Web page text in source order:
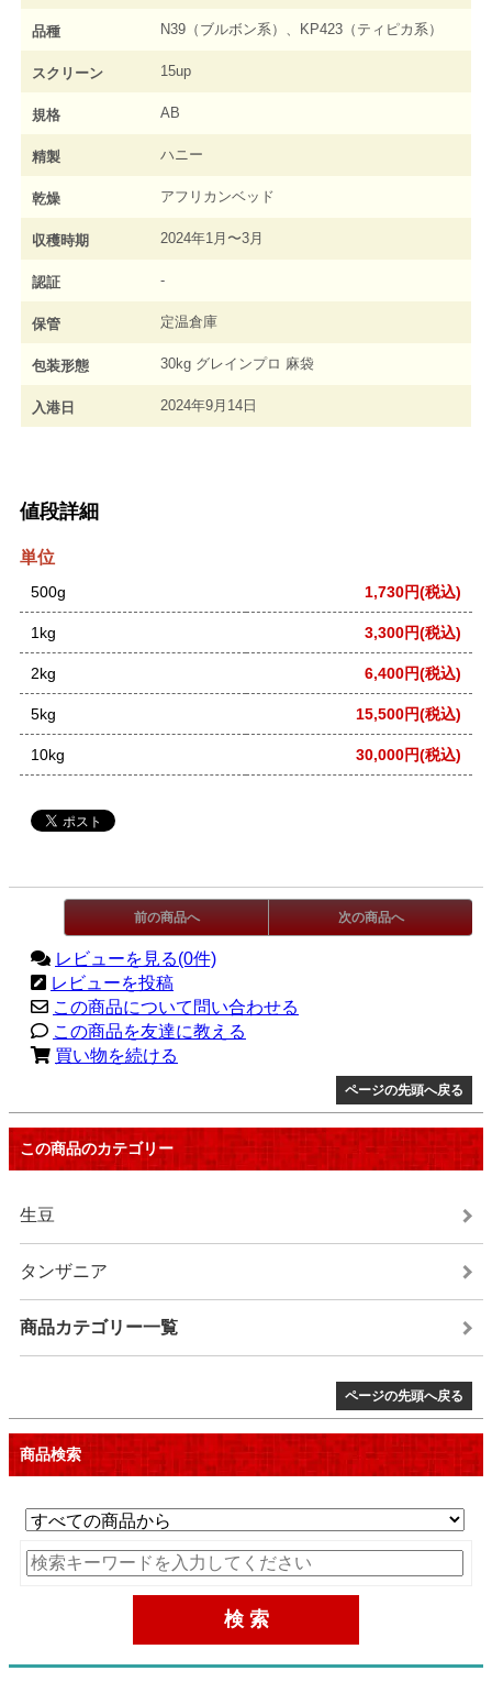
品種 N39（ブルボン系）、KP423（ティピカ系）
スクリーン 15up
規格 AB
精製 ハニー
乾燥 アフリカンベッド
収穫時期 2024年1月〜3月
認証 -
保管 定温倉庫
包装形態 30kg グレインプロ 麻袋
入港日 2024年9月14日
値段詳細
単位
500g 1,730円(税込)
1kg 3,300円(税込)
2kg 6,400円(税込)
5kg 15,500円(税込)
10kg 30,000円(税込)
前の商品へ 次の商品へ
レビューを見る(0件)
レビューを投稿
この商品について問い合わせる
この商品を友達に教える
買い物を続ける
ページの先頭へ戻る
この商品のカテゴリー
生豆
タンザニア
商品カテゴリー一覧
ページの先頭へ戻る
商品検索